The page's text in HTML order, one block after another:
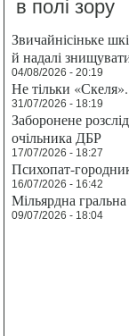
в полі зору
Звичайнісіньке
й надалі
04/08/2026 - 20:19
Не тільки
31/07/2026 - 18:19
Заборонене
очільника ДБР
17/07/2026 - 18:27
Психопат-
16/07/2026 - 16:42
Мільярдна
09/07/2026 - 18:04